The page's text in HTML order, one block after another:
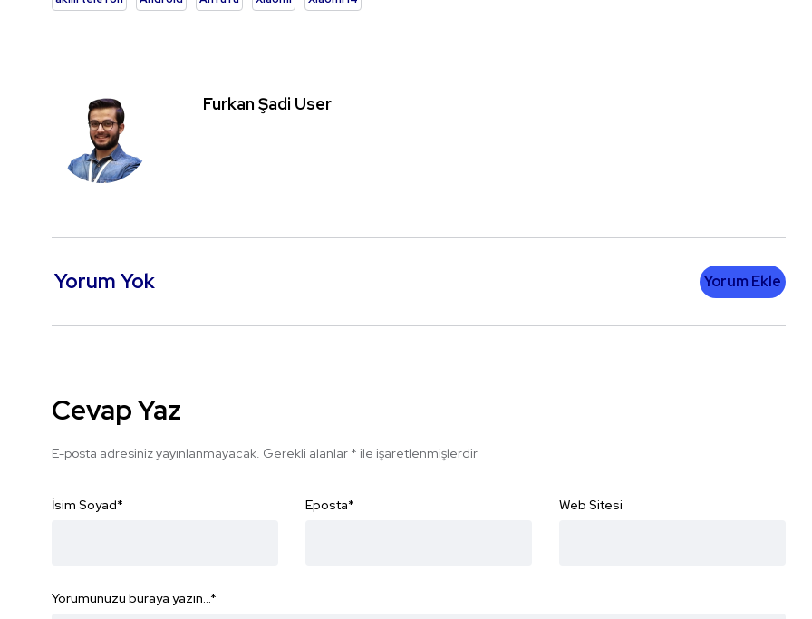
Furkan Şadi User
Yorum Yok Yorum Ekle
Cevap Yaz
E-posta adresiniz yayınlanmayacak. Gerekli alanlar * ile işaretlenmişlerdir
İsim Soyad* Eposta* Web Sitesi
Yorumunuzu buraya yazın...*